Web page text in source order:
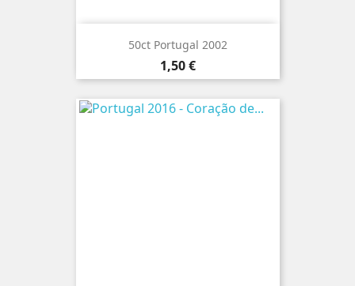
50ct Portugal 2002
Preço
1,50 €